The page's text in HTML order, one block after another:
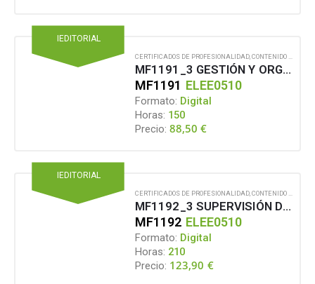
IEDITORIAL
CERTIFICADOS DE PROFESIONALIDAD CONTENIDO EN FORMATO DIGITAL
MF1191_3 GESTIÓN Y ORGANIZACIÓN DEL MONTAJE Y MANTENIMIENTO DE LAS REDES ELÉCTRICAS SUBTERRÁNEAS DE ALTA TENSIÓN DE SEGUNDA Y TERCERA CATEGORÍA, Y CENTROS DE TRANSFORMACIÓN DE INTERIOR
MF1191 ELEE0510
Formato: Digital
Horas: 150
Precio: 88,50€
IEDITORIAL
CERTIFICADOS DE PROFESIONALIDAD CONTENIDO EN FORMATO DIGITAL
MF1192_3 SUPERVISIÓN DEL MONTAJE DE LAS REDES ELÉCTRICAS SUBTERRÁNEAS DE ALTA TENSIÓN DE SEGUNDA Y TERCERA CATEGORÍA, Y CENTROS DE TRANSFORMACIÓN DE INTERIOR
MF1192 ELEE0510
Formato: Digital
Horas: 210
Precio: 123,90 €